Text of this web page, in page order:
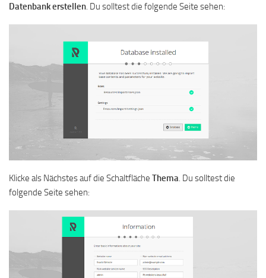
Datenbankerstellen . Du solltest die folgende Seite sehen:
Klicke als Nächstes auf die Schaltfläche Thema. Du solltest die
folgende Seite sehen: